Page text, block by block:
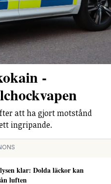
-
att ha gjort motstånd
ingripande.
klar: Dolda läckor kan
luften